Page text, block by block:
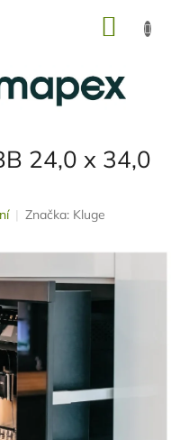
24,0 x 34,0
Značka: Kluge